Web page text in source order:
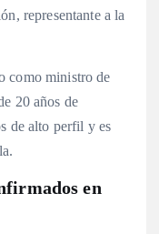
representante a la
como ministro de
20 años de
de alto perfil y es
.
en